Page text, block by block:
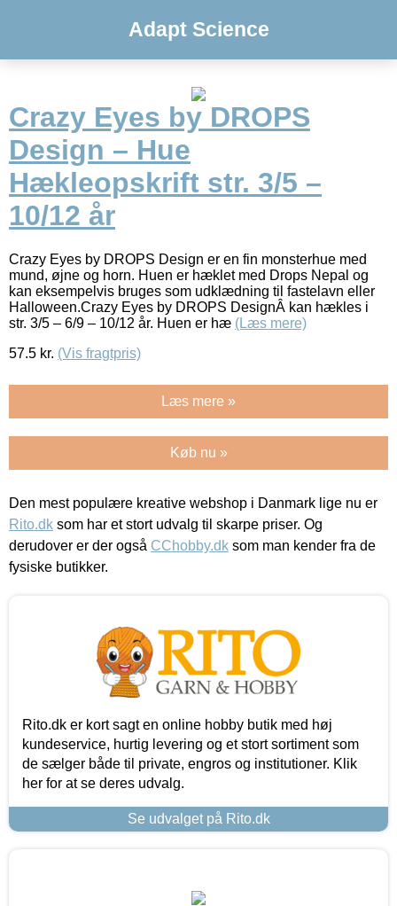
Adapt Science
Crazy Eyes by DROPS
Design – Hue
Hækleopskrift str. 3/5 –
10/12 år
Crazy Eyes by DROPS Design er en fin monsterhue med
mund, øjne og horn. Huen er hæklet med Drops Nepal og
kan eksempelvis bruges som udklædning til fastelavn eller
Halloween.Crazy Eyes by DROPS DesignÂ kan hækles i
str. 3/5 – 6/9 – 10/12 år. Huen er hæ (Læs mere)
57.5 kr. (Vis fragtpris)
Læs mere »
Køb nu »
Den mest populære kreative webshop i Danmark lige nu er
Rito.dk som har et stort udvalg til skarpe priser. Og
derudover er der også CChobby.dk som man kender fra de
fysiske butikker.
Rito.dk er kort sagt en online hobby butik med høj
kundeservice, hurtig levering og et stort sortiment som
de sælger både til private, engros og institutioner. Klik
her for at se deres udvalg.
Se udvalget på Rito.dk